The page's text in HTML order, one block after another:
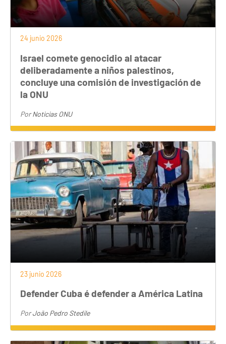
24 junio 2026
Israel comete genocidio al atacar
deliberadamente a niños palestinos,
concluye una comisión de investigación de
la ONU
PorNoticias ONU
23 junio 2026
Defender Cuba é defender a América Latina
PorJoão Pedro Stedile